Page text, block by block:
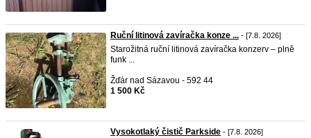
Ruční litinová zavíračka konze ... - [7.8. 2026]
Starožitná ruční litinová zavíračka konzerv – plně
funk ...
Žďár nad Sázavou - 592 44
1 500 Kč
Vysokotlaký čistič Parkside - [7.8. 2026]